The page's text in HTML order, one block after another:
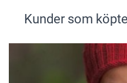
Kunder som